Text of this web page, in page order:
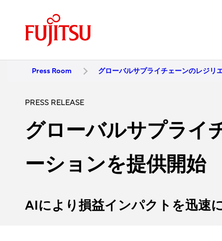
Press Room グローバルサプライチェーンのレジリ
PRESS RELEASE
グローバルサプライ
ーションを提供開始
AIにより損益インパクトを迅速